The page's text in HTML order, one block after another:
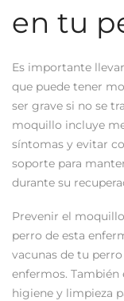
en tu
Es importante
que puede tener
ser grave si no se
moquillo incluye
síntomas y evitar
soporte para
durante su
Prevenir el
perro de esta
vacunas de tu
enfermos.
higiene y limpieza